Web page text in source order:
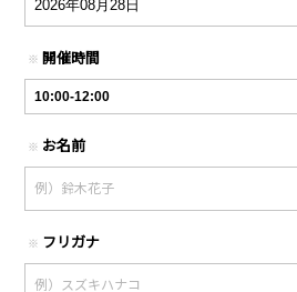
※ 開催時間
※ お名前
※ フリガナ